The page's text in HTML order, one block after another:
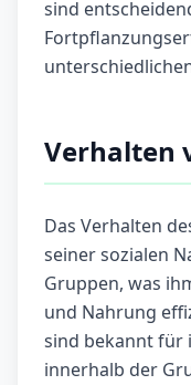
sind
Verhalten
Das Verhalten
seiner sozialen
Gruppen, was
und Nahrung
sind bekannt für
innerhalb der